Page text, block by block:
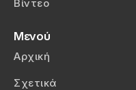
Βίντεο
Μενού
Αρχική
Σχετικά